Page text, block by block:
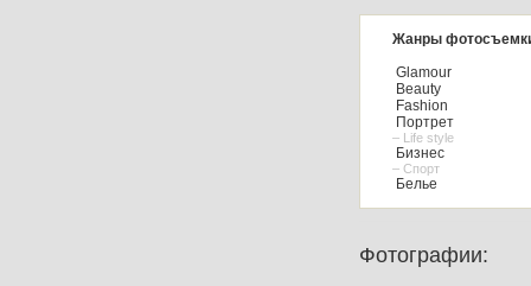
Жанры
Glamour
Beauty
Fashion
Портрет
– Life style
Бизнес
– Спорт
Белье
Фотографии: